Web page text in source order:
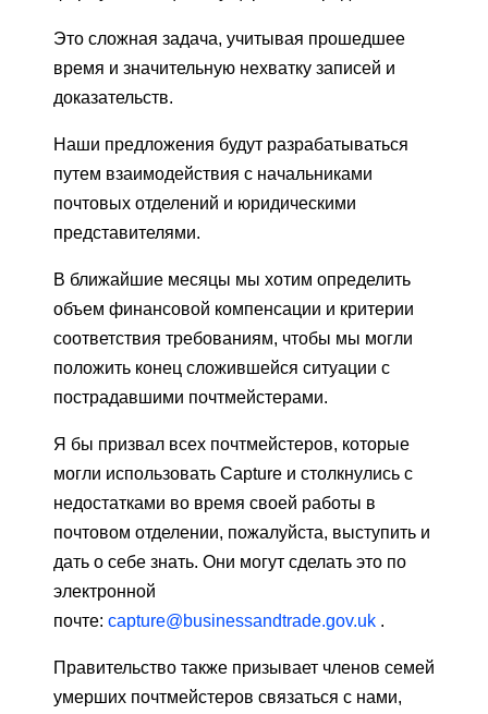
Это сложная задача, учитывая прошедшее
время и значительную нехватку записей и
доказательств.
Наши предложения будут разрабатываться
путем взаимодействия с начальниками
почтовых отделений и юридическими
представителями.
В ближайшие месяцы мы хотим определить
объем финансовой компенсации и критерии
соответствия требованиям, чтобы мы могли
положить конец сложившейся ситуации с
пострадавшими почтмейстерами.
Я бы призвал всех почтмейстеров, которые
могли использовать Capture и столкнулись с
недостатками во время своей работы в
почтовом отделении, пожалуйста, выступить и
дать о себе знать. Они могут сделать это по
электронной
почте: capture@businessandtrade.gov.uk .
Правительство также призывает членов семей
умерших почтмейстеров связаться с нами,